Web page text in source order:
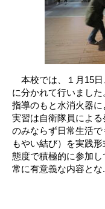
本校では、１月15日
に分かれて行いまし
指導のもと水消火器
実習は自衛隊員によ
のみならず日常生活で
もやい結び）を実践
態度で積極的に参加
常に有意義な内容とな